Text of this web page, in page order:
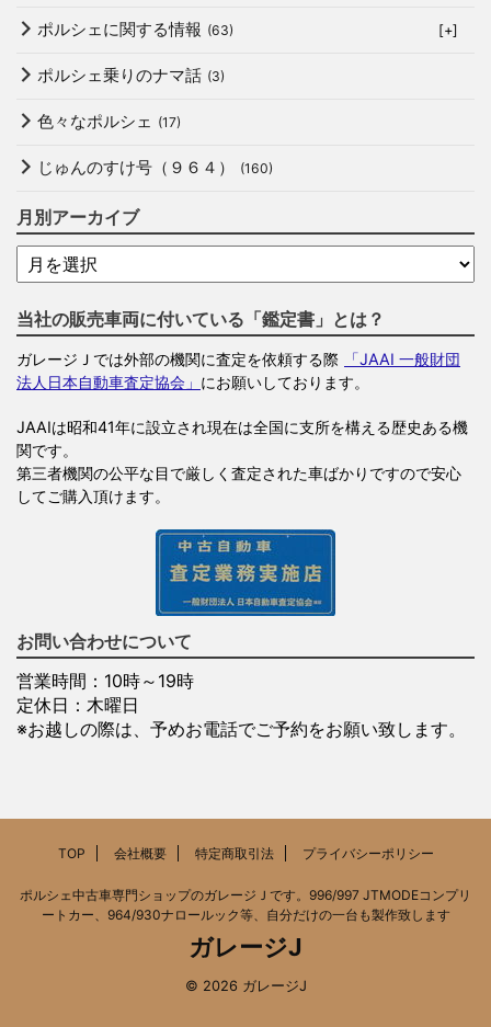
ポルシェに関する情報 (63) [+]
ポルシェ乗りのナマ話 (3)
色々なポルシェ (17)
じゅんのすけ号（９６４） (160)
月別アーカイブ
当社の販売車両に付いている「鑑定書」とは？
ガレージＪでは外部の機関に査定を依頼する際
「JAAI 一般財団
法人日本自動車査定協会」 にお願いしております。
JAAIは昭和41年に設立され現在は全国に支所を構える歴史ある機
関です。
第三者機関の公平な目で厳しく査定された車ばかりですので安心
してご購入頂けます。
お問い合わせについて
営業時間：10時～19時
定休日：木曜日
※お越しの際は、予めお電話でご予約をお願い致します。
TOP 会社概要 特定商取引法 プライバシーポリシー
ポルシェ中古車専門ショップのガレージＪです。996/997 JTMODEコンプリ
ートカー、964/930ナロールック等、自分だけの一台も製作致します
ガレージJ
© 2026 ガレージJ